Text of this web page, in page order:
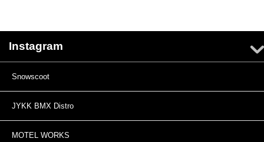
Instagram
Snowscoot
JYKK BMX Distro
MOTEL WORKS